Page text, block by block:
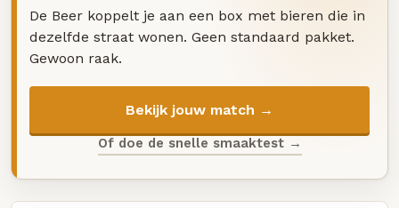
De Beer koppelt je aan een box met bieren die in
dezelfde straat wonen. Geen standaard pakket.
Gewoon raak.
Bekijk jouw match →
Of doe de snelle smaaktest →